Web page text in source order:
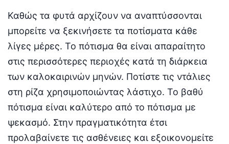
Καθώς τα φυτά αρχίζουν να αναπτύσσονται
μπορείτε να ξεκινήσετε τα ποτίσματα κάθε
λίγες μέρες. Το πότισμα θα είναι απαραίτητο
στις περισσότερες περιοχές κατά τη διάρκεια
των καλοκαιρινών μηνών. Ποτίστε τις ντάλιες
στη ρίζα χρησιμοποιώντας λάστιχο. Το βαθύ
πότισμα είναι καλύτερο από το πότισμα με
ψεκασμό. Στην πραγματικότητα έτσι
προλαβαίνετε τις ασθένειες και εξοικονομείτε